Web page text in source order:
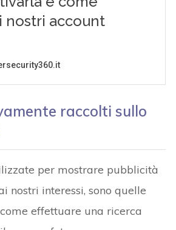
raccolti sullo
per mostrare pubblicità
nostri interessi, sono quelle
effettuare una ricerca